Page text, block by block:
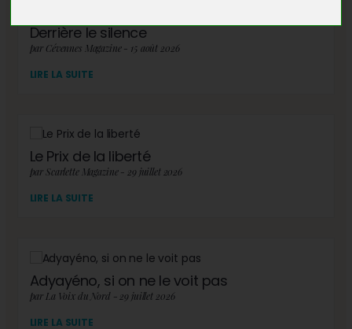
Derrière le silence
par Cévennes Magazine - 15 août 2026
LIRE LA SUITE
Le Prix de la liberté
par Scarlette Magazine - 29 juillet 2026
LIRE LA SUITE
Adyayéno, si on ne le voit pas
par La Voix du Nord - 29 juillet 2026
LIRE LA SUITE